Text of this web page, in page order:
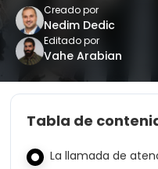
Creado por
Nedim Dedic
Editado por
Vahe Arabian
Tabla de
La llamada de